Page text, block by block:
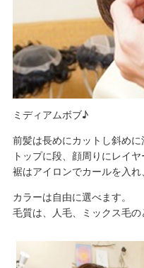
ミディアムボブ♪
前髪は長めにカットし斜めに
トップに段、顔周りにレイ
裾はアイロンでカールを入れ
カラーは自由に選べます。
毛質は、人毛、ミックス毛の